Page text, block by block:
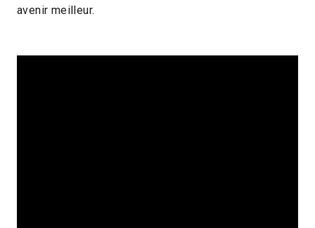
avenir meilleur.